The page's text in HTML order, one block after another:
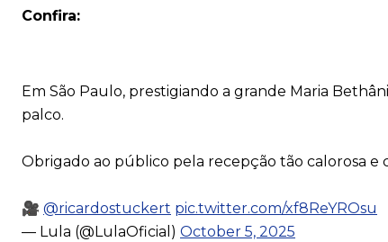
Confira:
Em São Paulo, prestigiando a grande Maria
palco.
Obrigado ao público pela recepção tão calorosa e
🎥 @ricardostuckert pic.twitter.com/xf8ReYROsu
— Lula (@LulaOficial) October 5, 2025